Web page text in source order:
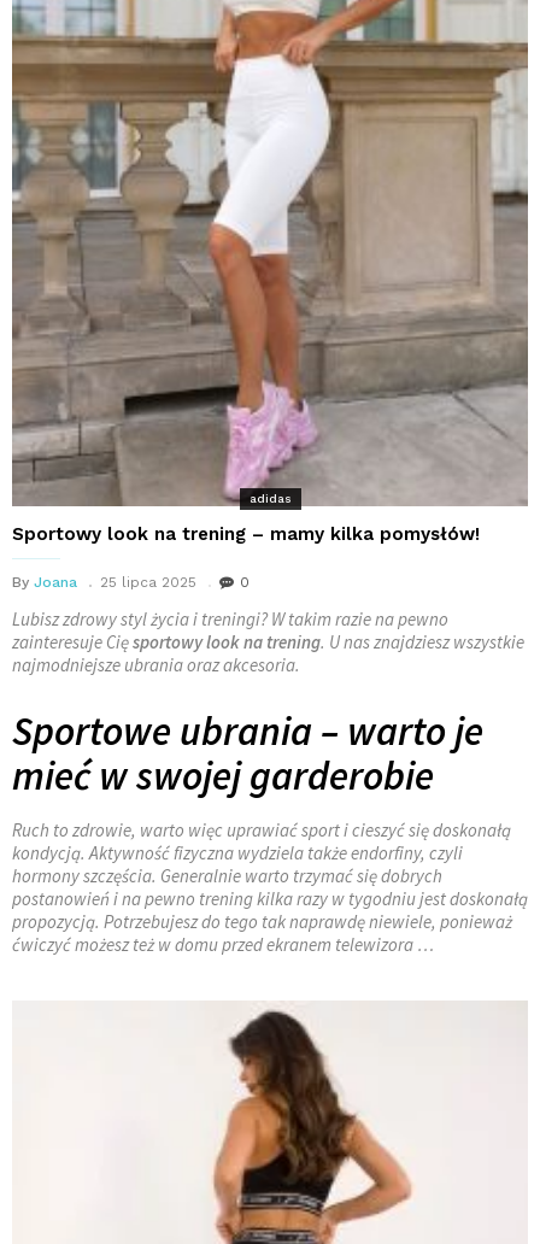
adidas
Sportowy look na trening – mamy kilka pomysłów!
By Joana 25 lipca 2025 0
Lubisz zdrowy styl życia i treningi? W takim razie na pewno
zainteresuje Cięsportowy look na trening. U nas znajdziesz wszystkie
najmodniejsze ubrania oraz akcesoria.
Sportowe ubrania – warto je
mieć w swojej garderobie
Ruch to zdrowie, warto więc uprawiać sport i cieszyć się doskonałą
kondycją. Aktywność fizyczna wydziela także endorfiny, czyli
hormony szczęścia. Generalnie warto trzymać się dobrych
postanowień i na pewno trening kilka razy w tygodniu jest doskonałą
propozycją. Potrzebujesz do tego tak naprawdę niewiele, ponieważ
ćwiczyć możesz też w domu przed ekranem telewizora …